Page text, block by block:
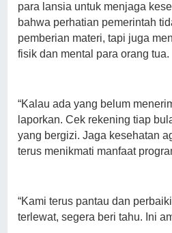
para lansia untuk menjaga
bahwa perhatian pemerintah
pemberian materi, tapi juga
fisik dan mental para orang tua.
“Kalau ada yang belum
laporkan. Cek rekening tiap
yang bergizi. Jaga kesehatan
terus menikmati manfaat
“Kami terus pantau dan
terlewat, segera beri tahu. Ini